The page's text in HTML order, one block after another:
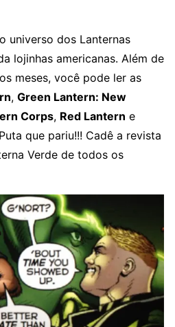
universo dos Lanternas
lojinhas americanas. Além de
meses, você pode ler as
, Green Lantern: New
Corps, Red Lantern e
que pariu!!! Cadê a revista
Verde de todos os